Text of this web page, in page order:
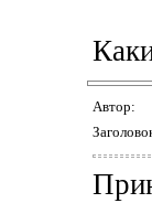
Автор: